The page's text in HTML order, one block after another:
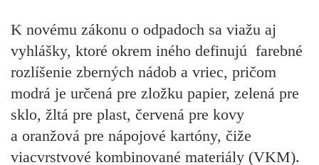
K novému zákonu o odpadoch sa viažu aj
vyhlášky, ktoré okrem iného definujú farebné
rozlíšenie zberných nádob a vriec, pričom
modrá je určená pre zložku papier, zelená pre
sklo, žltá pre plast, červená pre kovy
a oranžová pre nápojové kartóny, čiže
viacvrstvové kombinované materiály (VKM).